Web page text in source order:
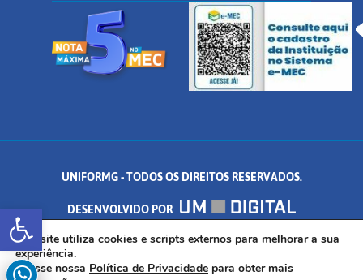
Abrir a barra de ferramentas
UNIFORMG - TODOS OS DIREITOS RESERVADOS.
DESENVOLVIDO POR
AV. DR. ARNALDO DE SENNA, 328 - PALMEIRAS, FORMIGA/MG - CEP:
35.574.530
Este site utiliza cookies e scripts externos para melhorar a sua
experiência.
Acesse nossa Política de Privacidade para obter mais